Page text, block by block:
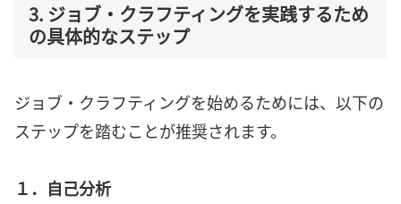
3. ジョブ・クラフティングを実践するため
の具体的なステップ
ジョブ・クラフティングを始めるためには、以下の
ステップを踏むことが推奨されます。
１．自己分析